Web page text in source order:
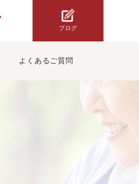
ブログ
よくあるご質問